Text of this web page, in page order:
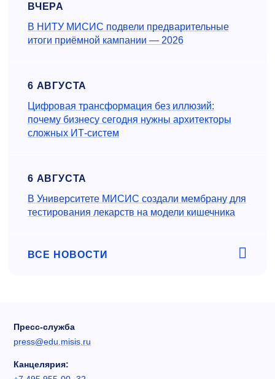
ВЧЕРА
В НИТУ МИСИС подвели предварительные
итоги приёмной кампании — 2026
6 АВГУСТА
Цифровая трансформация без иллюзий:
почему бизнесу сегодня нужны архитекторы
сложных ИТ-систем
6 АВГУСТА
В Университете МИСИС создали мембрану для
тестирования лекарств на модели кишечника
ВСЕ НОВОСТИ
Пресс-служба
press@edu.misis.ru
Канцелярия: